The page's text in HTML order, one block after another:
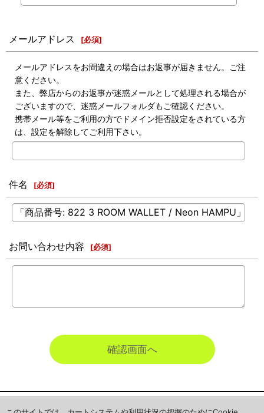
メールアドレス [必須]
メールアドレスをお間違えの場合はお返事が届きません。ご注
意ください。
また、弊店からのお返事が迷惑メールとして処理される場合が
ございますので、迷惑メールフォルダもご確認ください。
携帯メール等をご利用の方でドメイン拒否設定をされている方
は、設定を解除してご利用下さい。
件名 [必須]
お問い合わせ内容 [必須]
確認画面へ